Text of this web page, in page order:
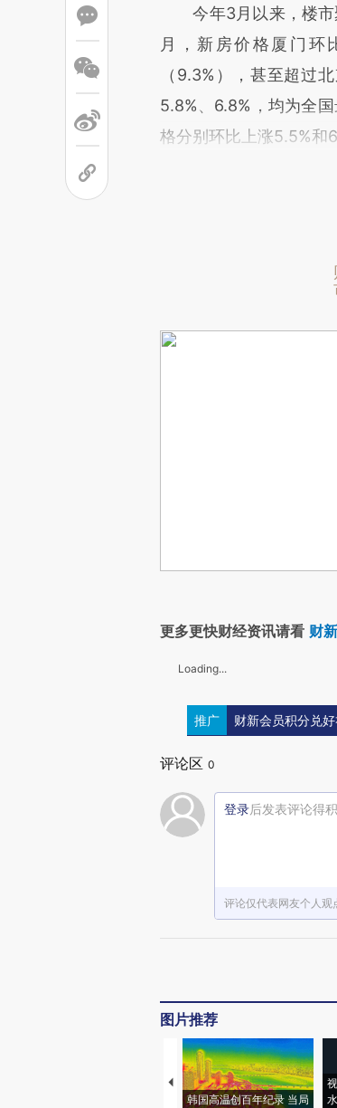
今年3月以来，楼市
月，新房价格厦门环
（9.3%），甚至超过
5.8%、6.8%，均为全
格分别环比上涨5.5%和
更多更快财经资讯请看 财
Loading...
推广 财新会员积分兑
评论区 0
登录后发表评论得
评论仅代表网友个人观
图片推荐
韩国高温创百年纪录 当局